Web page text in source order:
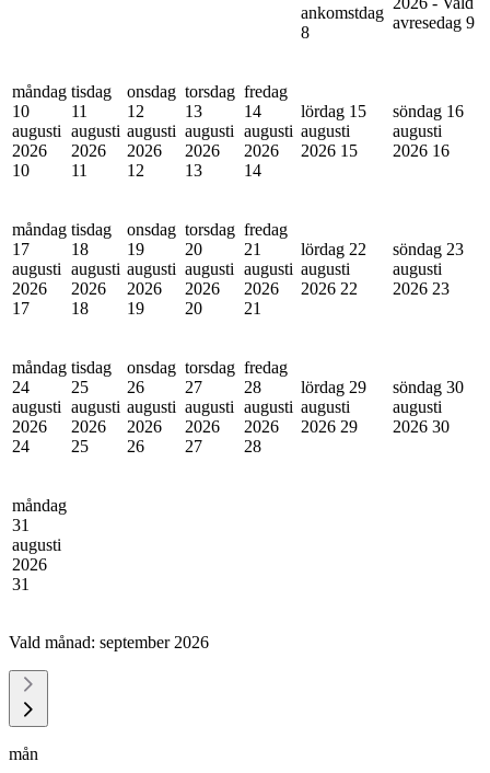
ankomstdag
8
avresedag 9
måndag
10
augusti
2026
10
tisdag
11
augusti
2026
11
onsdag
12
augusti
2026
12
torsdag
13
augusti
2026
13
fredag
14
augusti
2026
14
lördag 15
augusti
2026 15
söndag 16
augusti
2026 16
måndag
17
augusti
2026
17
tisdag
18
augusti
2026
18
onsdag
19
augusti
2026
19
torsdag
20
augusti
2026
20
fredag
21
augusti
2026
21
lördag 22
augusti
2026 22
söndag 23
augusti
2026 23
måndag
24
augusti
2026
24
tisdag
25
augusti
2026
25
onsdag
26
augusti
2026
26
torsdag
27
augusti
2026
27
fredag
28
augusti
2026
28
lördag 29
augusti
2026 29
söndag 30
augusti
2026 30
måndag
31
augusti
2026
31
Vald månad: september 2026
mån